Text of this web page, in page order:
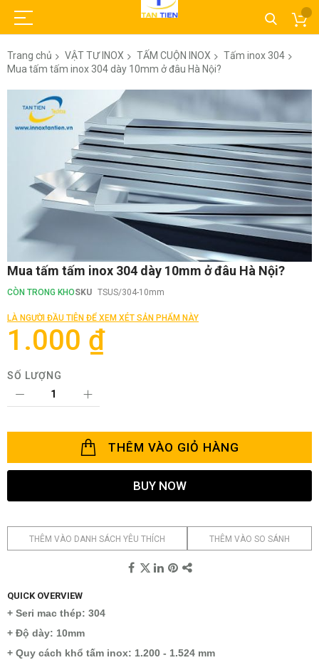
Trang chủ VẬT TƯ INOX TẤM CUỘN INOX
Tấm inox 304
Mua tấm tấm inox 304 dày 10mm ở đâu Hà Nội?
đầu
Chuyển
phần
của
thư
hình
Mua tấm tấm inox 304 dày 10mm ở đâu Hà Nội?
CÒN TRONG KHOSKU TSUS/304-10mm
LÀ NGƯỜI ĐẦU TIÊN ĐỂ XEM XÉT SẢN PHẨM NÀY
1.000 ₫
SỐ LƯỢNG
THÊM VÀO GIỎ HÀNG
BUY NOW
THÊM VÀO DANH SÁCH YÊU THÍCH THÊM VÀO SO SÁNH
QUICK OVERVIEW
+ Seri mac thép: 304
+ Độ dày: 10mm
+ Quy cách khổ tấm inox: 1.200 - 1.524 mm